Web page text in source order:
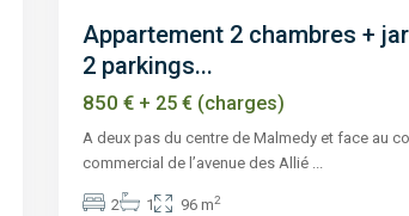
Appartement 2 chambres +
2 parkings...
850 € + 25 € (charges)
A deux pas du centre de Malmedy et face au
commercial de l’avenue des Allié
2 1 96 m2